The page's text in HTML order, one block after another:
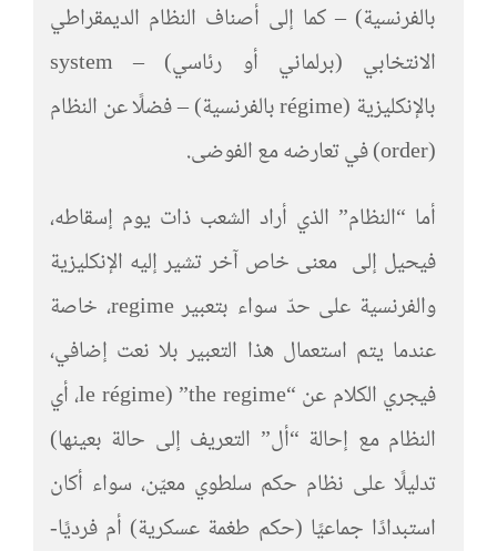
بالفرنسية) – كما إلى أصناف النظام الديمقراطي
الانتخابي (برلماني أو رئاسي) – system
بالإنكليزية (régime بالفرنسية) – فضلًا عن النظام
(order) في تعارضه مع الفوضى.
أما “النظام” الذي أراد الشعب ذات يوم إسقاطه،
فيحيل إلى معنى خاص آخر تشير إليه الإنكليزية
والفرنسية على حدّ سواء بتعبير regime، خاصة
عندما يتم استعمال هذا التعبير بلا نعت إضافي،
فيجري الكلام عن “the regime” (le régime، أي
النظام مع إحالة “أل” التعريف إلى حالة بعينها)
تدليلًا على نظام حكم سلطوي معيّن، سواء أكان
استبدادًا جماعيًا (حكم طغمة عسكرية) أم فرديًا-